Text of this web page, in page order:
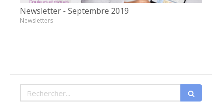
Newsletter - Septembre 2019
Newsletters
Rechercher